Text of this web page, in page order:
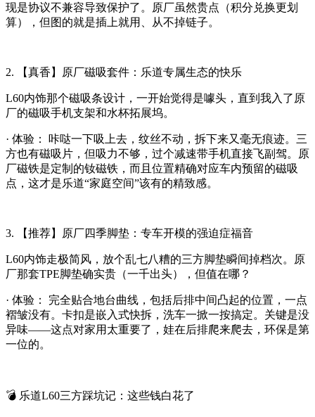
现是协议不兼容导致保护了。原厂虽然贵点（积分兑换更划
算），但图的就是插上就用、从不掉链子。
2. 【真香】原厂磁吸套件：乐道专属生态的快乐
L60内饰那个磁吸条设计，一开始觉得是噱头，直到我入了原
厂的磁吸手机支架和水杯拓展坞。
· 体验： 咔哒一下吸上去，纹丝不动，拆下来又毫无痕迹。三
方也有磁吸片，但吸力不够，过个减速带手机直接飞副驾。原
厂磁铁是定制的钕磁铁，而且位置精确对应车内预留的磁吸
点，这才是乐道“家庭空间”该有的精致感。
3. 【推荐】原厂四季脚垫：专车开模的强迫症福音
L60内饰走极简风，放个乱七八糟的三方脚垫瞬间掉档次。原
厂那套TPE脚垫确实贵（一千出头），但值在哪？
· 体验： 完全贴合地台曲线，包括后排中间凸起的位置，一点
褶皱没有。卡扣是嵌入式快拆，洗车一掀一按搞定。关键是没
异味——这点对家用太重要了，娃在后排爬来爬去，环保是第
一位的。
💣 乐道L60三方踩坑记：这些钱白花了